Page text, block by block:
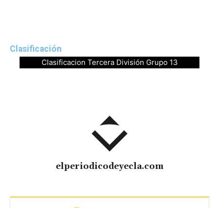
Clasificación
Clasificacion Tercera División Grupo 13
elperiodicodeyecla.com